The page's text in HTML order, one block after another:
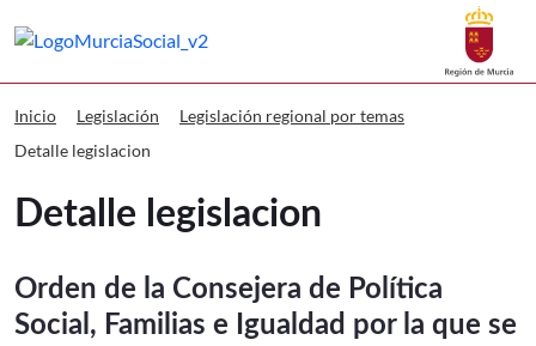
Murcia Social Detalle legislacionBuscar
Inicio Legislación
Legislación regional por temas
Detalle legislacion
Detalle legislacion
Orden de la Consejera de Política
Social, Familias e Igualdad por la que se